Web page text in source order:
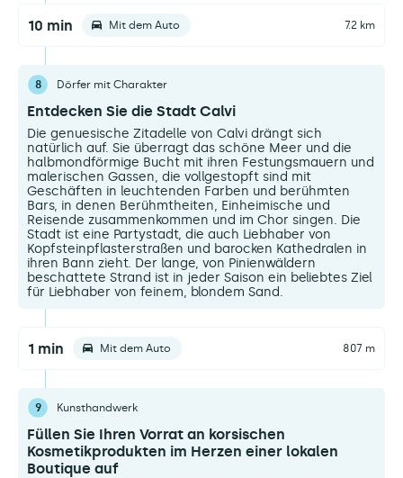
10 min Mit dem Auto 7.2 km
8 Dörfer mit Charakter
Entdecken Sie die Stadt Calvi
Die genuesische Zitadelle von Calvi drängt sich
natürlich auf. Sie überragt das schöne Meer und die
halbmondförmige Bucht mit ihren Festungsmauern und
malerischen Gassen, die vollgestopft sind mit
Geschäften in leuchtenden Farben und berühmten
Bars, in denen Berühmtheiten, Einheimische und
Reisende zusammenkommen und im Chor singen. Die
Stadt ist eine Partystadt, die auch Liebhaber von
Kopfsteinpflasterstraßen und barocken Kathedralen in
ihren Bann zieht. Der lange, von Pinienwäldern
beschattete Strand ist in jeder Saison ein beliebtes Ziel
für Liebhaber von feinem, blondem Sand.
1 min Mit dem Auto 807 m
9 Kunsthandwerk
Füllen Sie Ihren Vorrat an korsischen
Kosmetikprodukten im Herzen einer lokalen
Boutique auf